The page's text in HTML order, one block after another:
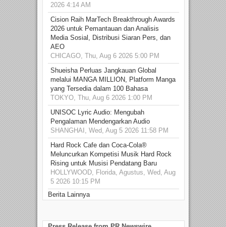
2026 4:14 AM
Cision Raih MarTech Breakthrough Awards
2026 untuk Pemantauan dan Analisis
Media Sosial, Distribusi Siaran Pers, dan
AEO
CHICAGO, Thu, Aug 6 2026 5:00 PM
Shueisha Perluas Jangkauan Global
melalui MANGA MILLION, Platform Manga
yang Tersedia dalam 100 Bahasa
TOKYO, Thu, Aug 6 2026 1:00 PM
UNISOC Lyric Audio: Mengubah
Pengalaman Mendengarkan Audio
SHANGHAI, Wed, Aug 5 2026 11:58 PM
Hard Rock Cafe dan Coca-Cola®
Meluncurkan Kompetisi Musik Hard Rock
Rising untuk Musisi Pendatang Baru
HOLLYWOOD, Florida, Agustus, Wed, Aug
5 2026 10:15 PM
Berita Lainnya